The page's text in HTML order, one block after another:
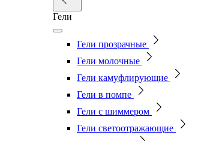
Гели
Гели прозрачные
Гели молочные
Гели камуфлирующие
Гели в помпе
Гели с шиммером
Гели светоотражающие